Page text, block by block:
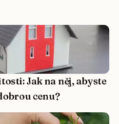
Jak na něj, abyste
cenu?